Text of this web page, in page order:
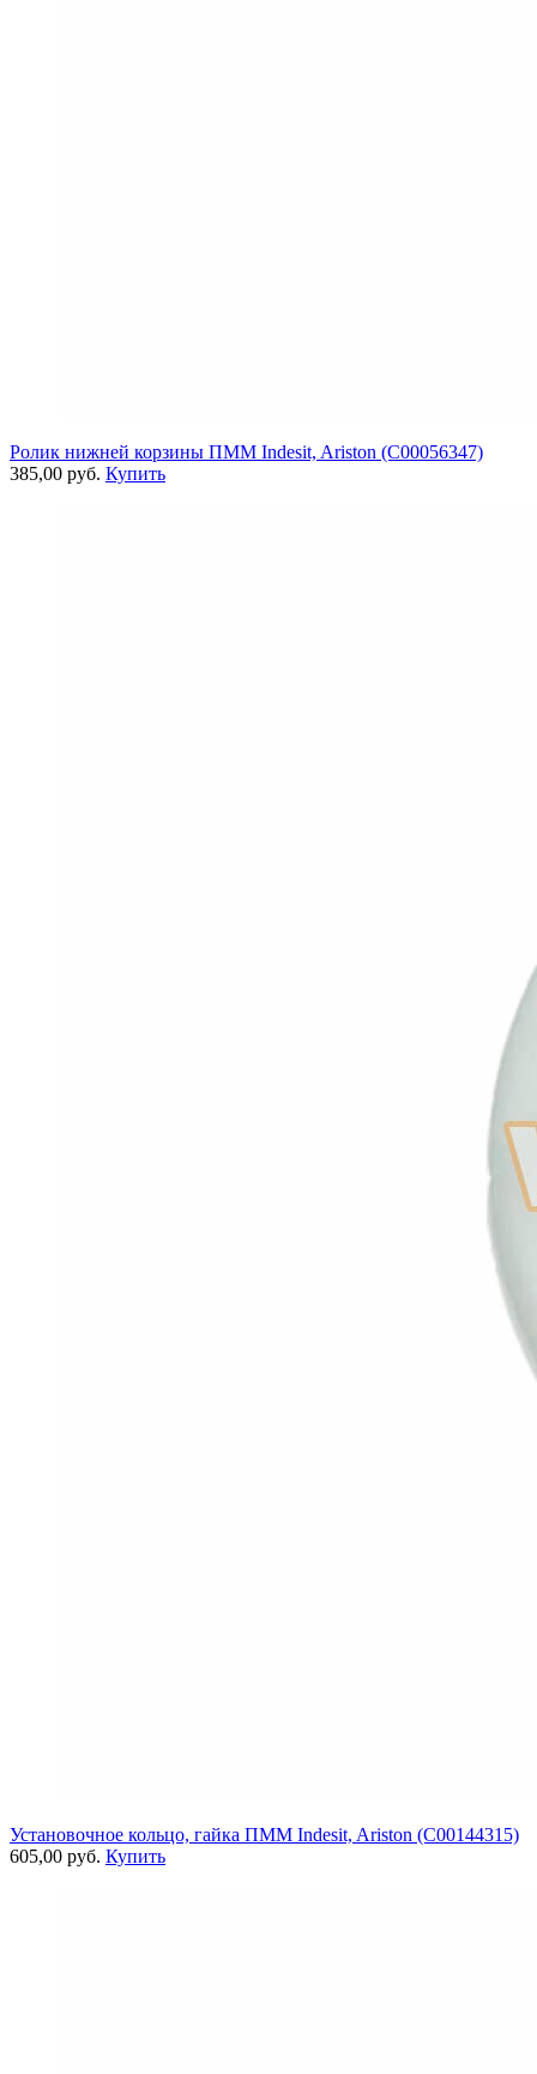
Ролик нижней корзины ПММ Indesit, Ariston (C00056347)
385,00 руб. Купить
Установочное кольцо, гайка ПММ Indesit, Ariston (C00144315)
605,00 руб. Купить